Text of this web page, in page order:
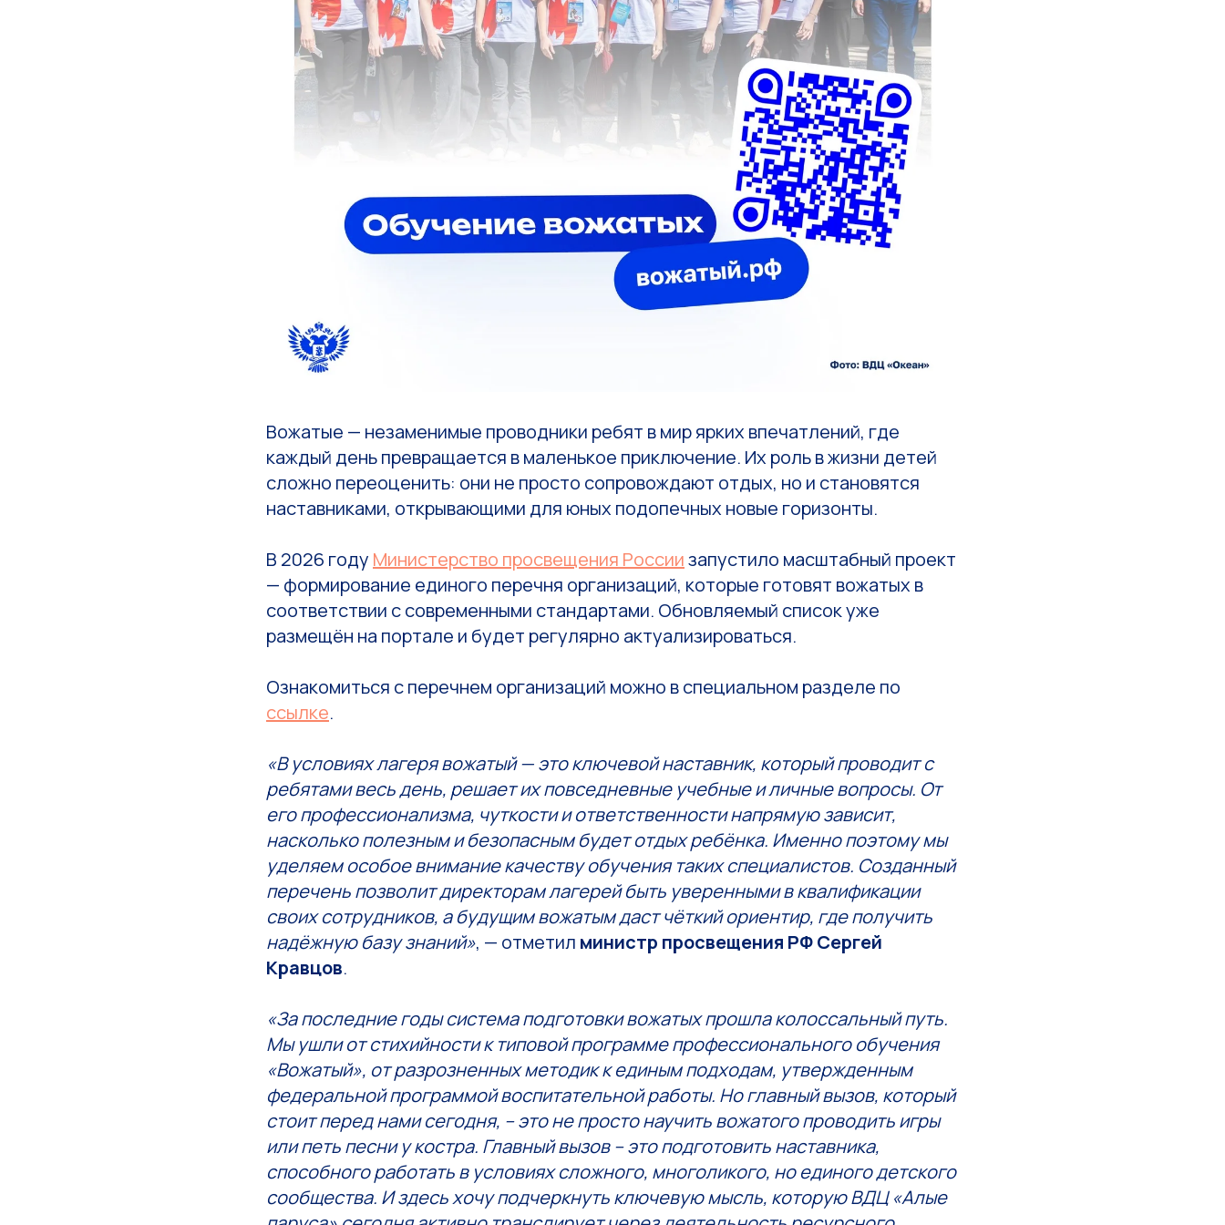
Вожатые — незаменимые проводники ребят в мир ярких впечатлений, где
каждый день превращается в маленькое приключение. Их роль в жизни детей
сложно переоценить: они не просто сопровождают отдых, но и становятся
наставниками, открывающими для юных подопечных новые горизонты.
В 2026 году Министерство просвещения Россиизапустило масштабный проект
— формирование единого перечня организаций, которые готовят вожатых в
соответствии с современными стандартами. Обновляемый список уже
размещён на портале и будет регулярно актуализироваться.
Ознакомиться с перечнем организаций можно в специальном разделе по
ссылке.
«В условиях лагеря вожатый — это ключевой наставник, который проводит с
ребятами весь день, решает их повседневные учебные и личные вопросы. От
его профессионализма, чуткости и ответственности напрямую зависит,
насколько полезным и безопасным будет отдых ребёнка. Именно поэтому мы
уделяем особое внимание качеству обучения таких специалистов. Созданный
перечень позволит директорам лагерей быть уверенными в квалификации
своих сотрудников, а будущим вожатым даст чёткий ориентир, где получить
надёжную базу знаний», — отметил министр просвещения РФ Сергей
Кравцов.
«За последние годы система подготовки вожатых прошла колоссальный путь.
Мы ушли от стихийности к типовой программе профессионального обучения
«Вожатый», от разрозненных методик к единым подходам, утвержденным
федеральной программой воспитательной работы. Но главный вызов, который
стоит перед нами сегодня, – это не просто научить вожатого проводить игры
или петь песни у костра. Главный вызов – это подготовить наставника,
способного работать в условиях сложного, многоликого, но единого детского
сообщества. И здесь хочу подчеркнуть ключевую мысль, которую ВДЦ «Алые